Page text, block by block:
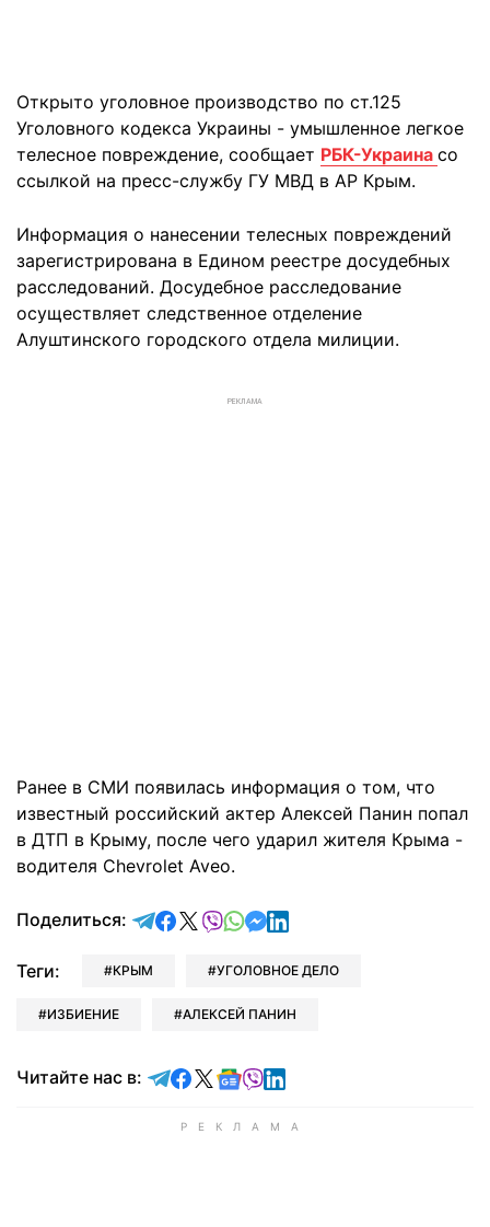
Открыто уголовное производство по ст.125
Уголовного кодекса Украины - умышленное легкое
телесное повреждение, сообщает РБК-Украина со
ссылкой на пресс-службу ГУ МВД в АР Крым.
Информация о нанесении телесных повреждений
зарегистрирована в Едином реестре досудебных
расследований. Досудебное расследование
осуществляет следственное отделение
Алуштинского городского отдела милиции.
РЕКЛАМА
Ранее в СМИ появилась информация о том, что
известный российский актер Алексей Панин попал
в ДТП в Крыму, после чего ударил жителя Крыма -
водителя Chevrolet Aveo.
Поделиться: отправить в Telegram
поделиться в Facebook
поделиться в X
отправить в Viber
отправить в Whatsapp
отправить в Messenger
отправить в LinkedIn
Теги: КРЫМ УГОЛОВНОЕ ДЕЛО
ИЗБИЕНИЕ АЛЕКСЕЙ ПАНИН
Читайте нас в: Читайте в Telegram
Читайте в Facebook
Читайте в X
Читайте в Google news
Читайте в Viber
Читайте в LinkedIn